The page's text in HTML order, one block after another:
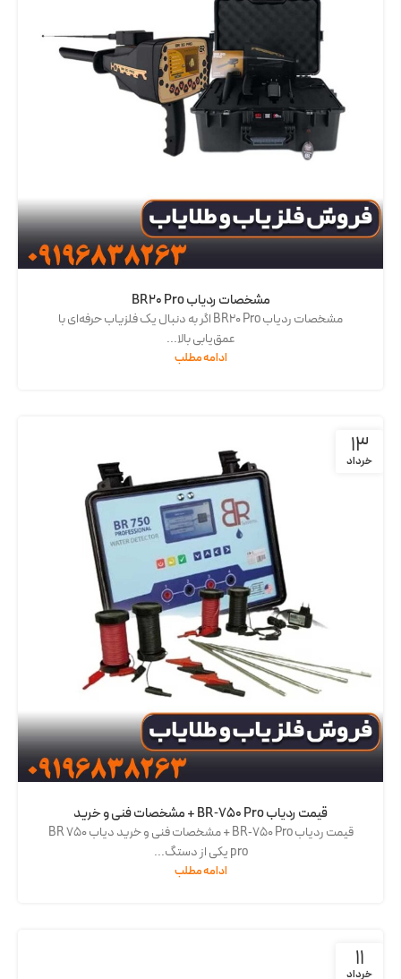
مشخصات ردیاب BR20 Pro
مشخصات ردیاب BR20 Pro اگر به دنبال یک فلزیاب حرفه‌ای با
عمق‌یابی بالا...
ادامه مطلب
13
خرداد
قیمت ردیاب BR‑750 Pro + مشخصات فنی و خرید
قیمت ردیاب BR‑750 Pro + مشخصات فنی و خرید دیاب BR 750
pro یکی از دستگ...
ادامه مطلب
11
خرداد